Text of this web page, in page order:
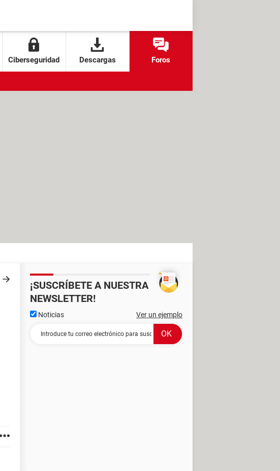
Ciberseguridad Descargas Foros
¡SUSCRÍBETE A NUESTRA
NEWSLETTER!
Noticias Ver un ejemplo